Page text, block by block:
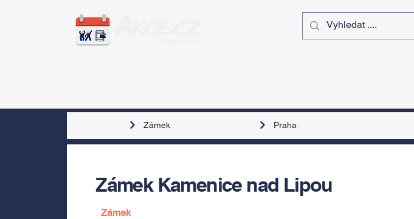
Zámek Praha
Zámek Kamenice nad Lipou
Zámek